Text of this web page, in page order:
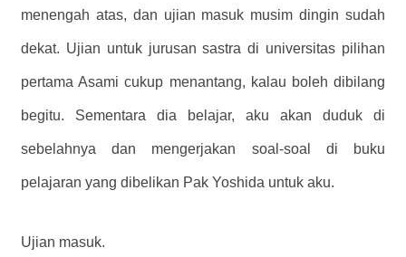
menengah atas, dan ujian masuk musim dingin sudah
dekat. Ujian untuk jurusan sastra di universitas pilihan
pertama Asami cukup menantang, kalau boleh dibilang
begitu. Sementara dia belajar, aku akan duduk di
sebelahnya dan mengerjakan soal-soal di buku
pelajaran yang dibelikan Pak Yoshida untuk aku.
Ujian masuk.